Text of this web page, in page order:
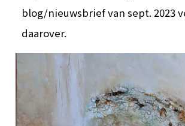
blog/nieuwsbrief van sept. 2023
daarover.